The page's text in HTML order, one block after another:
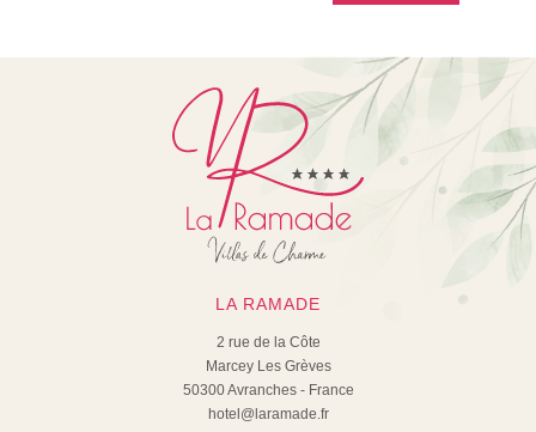
LA RAMADE
2 rue de la Côte
Marcey Les Grèves
50300 Avranches - France
hotel@laramade.fr